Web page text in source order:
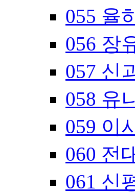
055 율
056 장
057 신
058 유
059 이
060 전
061 신